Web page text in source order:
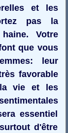
et les
pas la
Votre
que vous
leur
favorable
vie et les
essentiel
d'être